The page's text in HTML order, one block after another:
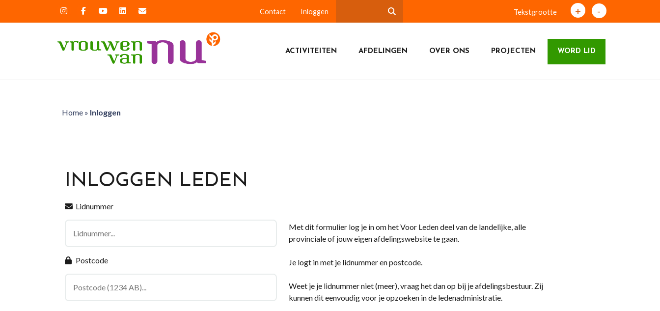
Contact Inloggen Tekstgrootte + -
ACTIVITEITEN AFDELINGEN OVER ONS PROJECTEN WORD LID
Home» Inloggen
INLOGGEN LEDEN
Lidnummer
Postcode
Met dit formulier log je in om het Voor Leden deel van de landelijke, alle
provinciale of jouw eigen afdelingswebsite te gaan.
Je logt in met je lidnummer en postcode.
Weet je je lidnummer niet (meer), vraag het dan op bij je afdelingsbestuur. Zij
kunnen dit eenvoudig voor je opzoeken in de ledenadministratie.